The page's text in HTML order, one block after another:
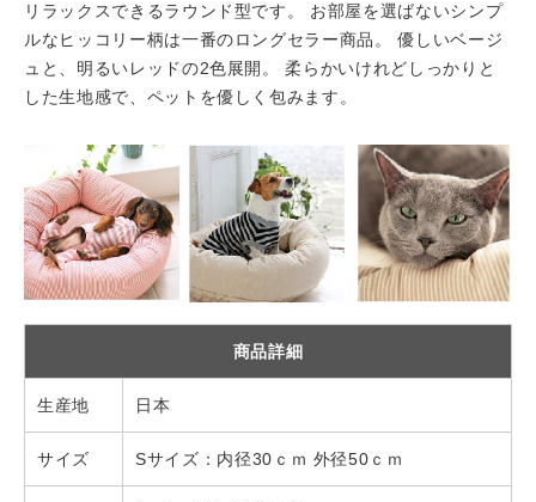
リラックスできるラウンド型です。 お部屋を選ばないシンプ
ルなヒッコリー柄は一番のロングセラー商品。 優しいベージ
ュと、明るいレッドの2色展開。 柔らかいけれどしっかりと
した生地感で、ペットを優しく包みます。
商品詳細
生産地 日本
サイズ Sサイズ：内径30ｃｍ 外径50ｃｍ